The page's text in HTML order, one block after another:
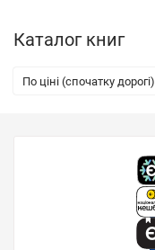
Каталог книг
По ціні (спочатку дорогі)